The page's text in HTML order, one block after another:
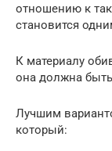
отношению к
становится
К материалу
она должна
Лучшим
который: